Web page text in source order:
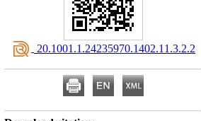
‎ 20.1001.1.24235970.1402.11.3.2.2